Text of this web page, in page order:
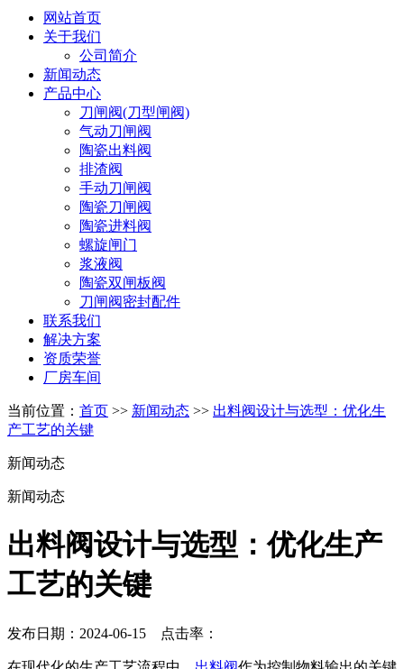
网站首页
关于我们
公司简介
新闻动态
产品中心
刀闸阀(刀型闸阀)
气动刀闸阀
陶瓷出料阀
排渣阀
手动刀闸阀
陶瓷刀闸阀
陶瓷进料阀
螺旋闸门
浆液阀
陶瓷双闸板阀
刀闸阀密封配件
联系我们
解决方案
资质荣誉
厂房车间
当前位置： 首页 >> 新闻动态 >> 出料阀设计与选型：优化生
产工艺的关键
新闻动态
新闻动态
出料阀设计与选型：优化生产
工艺的关键
发布日期：2024-06-15 点击率：